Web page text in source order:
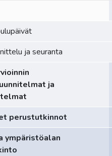
ja seuranta
ja
perustutkinnot
ympäristöalan